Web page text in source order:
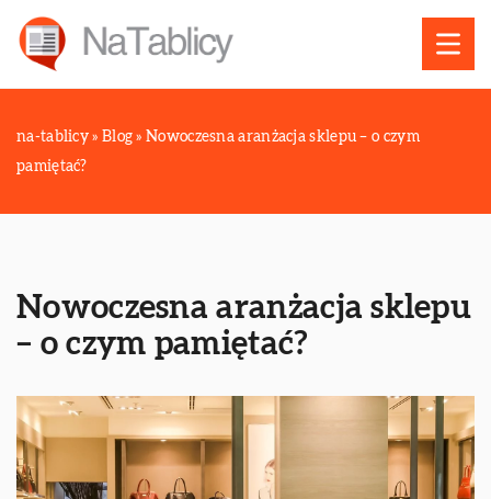
na-tablicy » Blog »Nowoczesna aranżacja sklepu – o czym
pamiętać?
Nowoczesna aranżacja sklepu
– o czym pamiętać?